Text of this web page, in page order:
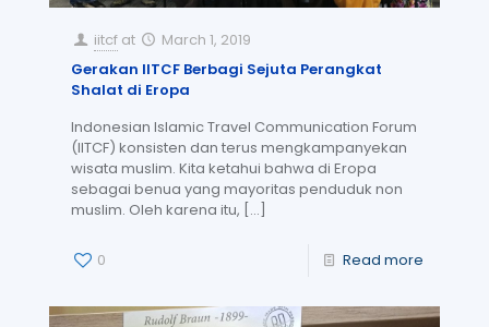
iitcf at
March 1, 2019
Gerakan IITCF Berbagi Sejuta Perangkat
Shalat di Eropa
Indonesian Islamic Travel Communication Forum
(IITCF) konsisten dan terus mengkampanyekan
wisata muslim. Kita ketahui bahwa di Eropa
sebagai benua yang mayoritas penduduk non
muslim. Oleh karena itu, […]
0 Read more